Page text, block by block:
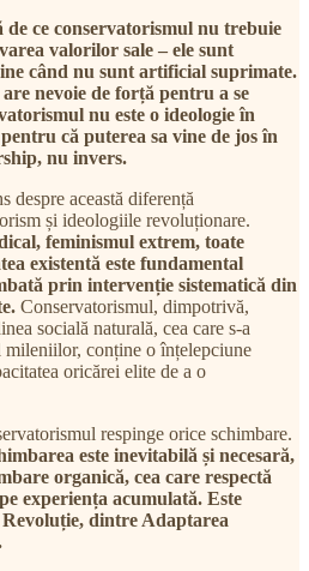
de ce conservatorismul nu trebuie
valorilor sale – ele sunt
când nu sunt artificial suprimate.
nevoie de forță pentru a se
nu este o ideologie în
că puterea sa vine de jos în
nu invers.
despre această diferență
și ideologiile revoluționare.
feminismul extrem, toate
existentă este fundamental
prin intervenție sistematică din
Conservatorismul, dimpotrivă,
socială naturală, cea care s-a
conține o înțelepciune
oricărei elite de a o
respinge orice schimbare.
este inevitabilă și necesară,
organică, cea care respectă
experiența acumulată. Este
dintre Adaptarea